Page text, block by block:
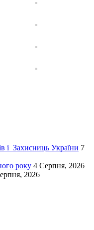
і Захисниць України 7
року 4 Серпня, 2026
2026